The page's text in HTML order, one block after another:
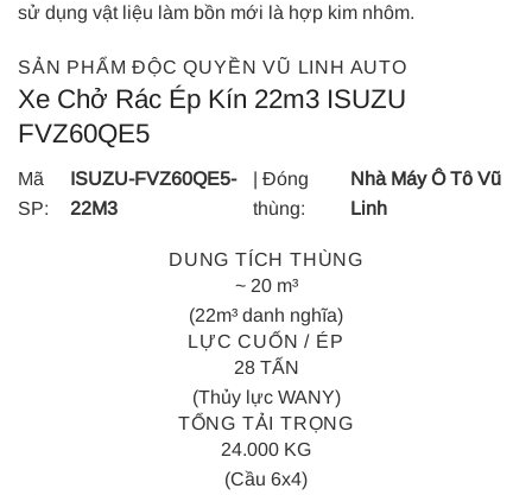
sử dụng vật liệu làm bồn mới là hợp kim nhôm.
SẢN PHẨM ĐỘC QUYỀN VŨ LINH AUTO
Xe Chở Rác Ép Kín 22m3 ISUZU
FVZ60QE5
Mã
SP:
ISUZU-FVZ60QE5-
22M3
| Đóng
thùng:
Nhà Máy Ô Tô Vũ
Linh
DUNG TÍCH THÙNG
~ 20 m³
(22m³ danh nghĩa)
LỰC CUỐN / ÉP
28 TẤN
(Thủy lực WANY)
TỔNG TẢI TRỌNG
24.000 KG
(Cầu 6x4)